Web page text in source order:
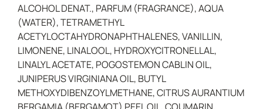
ALCOHOL DENAT., PARFUM (FRAGRANCE), AQUA
(WATER), TETRAMETHYL
ACETYLOCTAHYDRONAPHTHALENES, VANILLIN,
LIMONENE, LINALOOL, HYDROXYCITRONELLAL,
LINALYL ACETATE, POGOSTEMON CABLIN OIL,
JUNIPERUS VIRGINIANA OIL, BUTYL
METHOXYDIBENZOYLMETHANE, CITRUS AURANTIUM